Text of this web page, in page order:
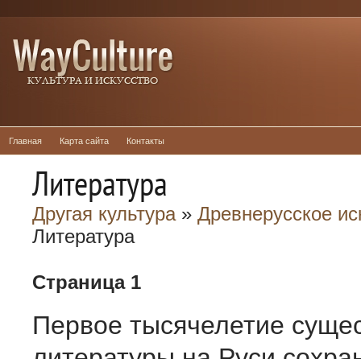
Главная Карта сайта Контакты
Литература
Другая культура» Древнерусское
Литература
Страница 1
Первое тысячелетие